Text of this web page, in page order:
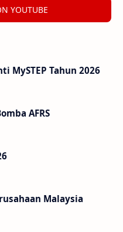
YOUTUBE
MySTEP Tahun 2026
AFRS
Malaysia